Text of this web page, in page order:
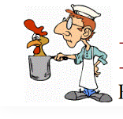
primary
navigation
main
content
primary
sidebar